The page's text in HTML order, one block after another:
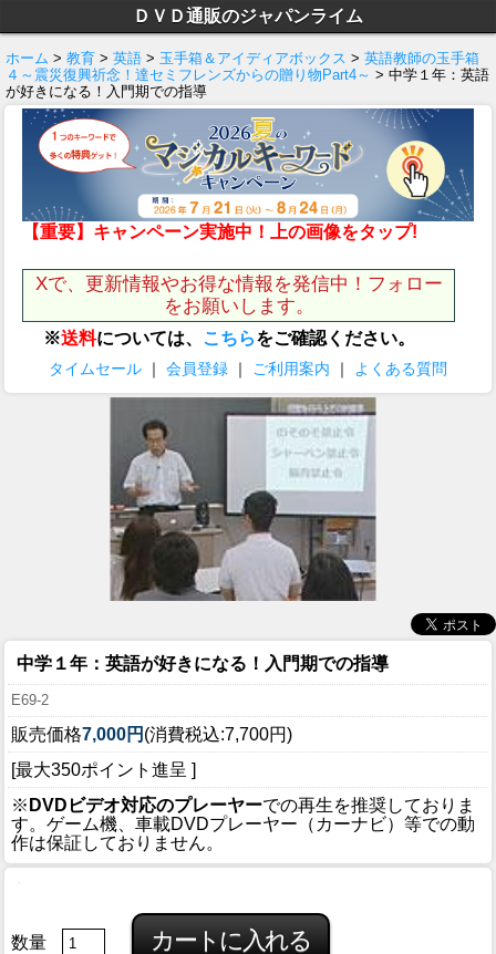
ＤＶＤ通販のジャパンライム
ホーム > 教育 > 英語 > 玉手箱＆アイディアボックス > 英語教師の玉手箱
４～震災復興祈念！達セミフレンズからの贈り物Part4～ > 中学１年：英語
が好きになる！入門期での指導
【重要】キャンペーン実施中！上の画像をタップ!
Xで、更新情報やお得な情報を発信中！フォロー
をお願いします。
※送料については、 こちらをご確認ください。
タイムセール ｜ 会員登録 ｜ ご利用案内 ｜ よくある質問
中学１年：英語が好きになる！入門期での指導
E69-2
販売価格7,000円 (消費税込:7,700円)
[最大350ポイント進呈 ]
※ DVDビデオ対応のプレーヤーでの再生を推奨しておりま
す。ゲーム機、車載DVDプレーヤー（カーナビ）等での動
作は保証しておりません。
数量